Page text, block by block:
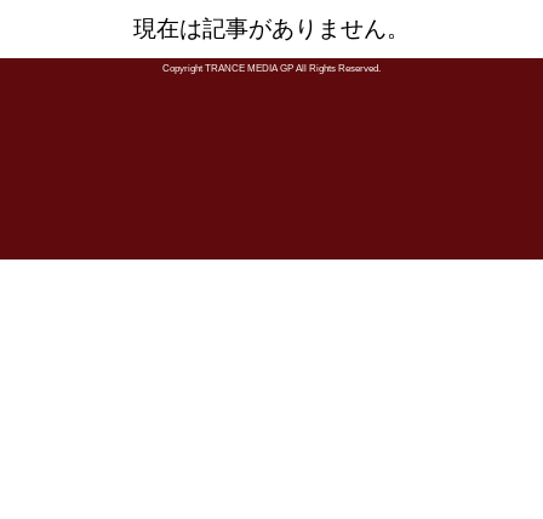
現在は記事がありません。
Copyright TRANCE MEDIA GP All Rights Reserved.